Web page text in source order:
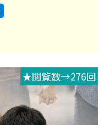
★閲覧数→276回